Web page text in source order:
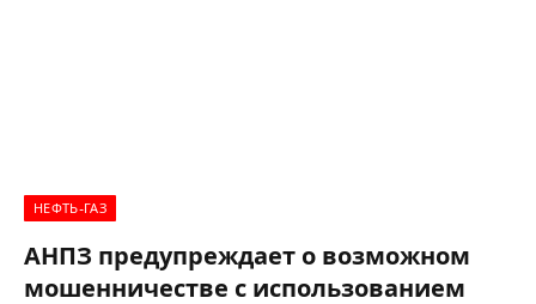
НЕФТЬ-ГАЗ
АНПЗ предупреждает о возможном
мошенничестве с использованием